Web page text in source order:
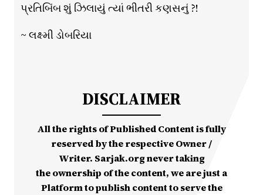
પ્રતિબિંબ શું ઝિલાયું ત્યાં ભીતરી કણસનું ?!
~ લક્ષ્મી ડોબરિયા
DISCLAIMER
All the rights of Published Content is fully
reserved by the respective Owner /
Writer. Sarjak.org never taking
the ownership of the content, we are just a
Platform to publish content to serve the